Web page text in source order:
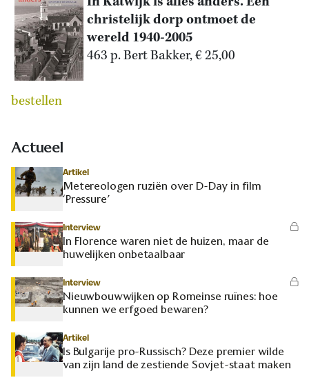
christelijk dorp ontmoet de
wereld 1940-2005
463 p. Bert Bakker, € 25,00
bestellen
Actueel
Artikel
Metereologen ruziën over D-Day in film
‘Pressure’
Interview
In Florence waren niet de huizen, maar de
huwelijken onbetaalbaar
Interview
Nieuwbouwwijken op Romeinse ruïnes: hoe
kunnen we erfgoed bewaren?
Artikel
Is Bulgarije pro-Russisch? Deze premier wilde
van zijn land de zestiende Sovjet-staat maken